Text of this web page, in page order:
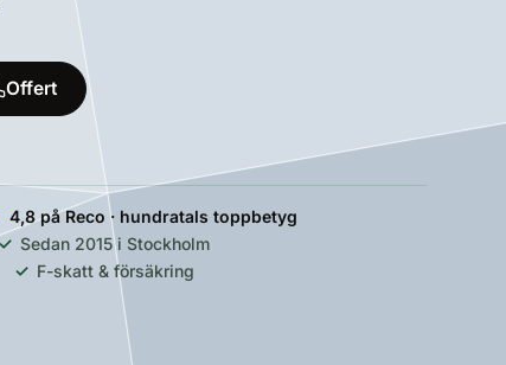
Offert
4,8 på Reco · hundratals toppbetyg
Sedan 2015 i Stockholm
F-skatt & försäkring